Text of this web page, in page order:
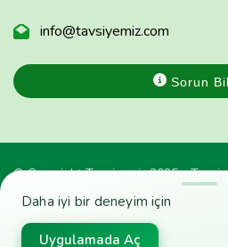
Daha iyi bir deneyim için
Uygulamada Aç
info@tavsiyemiz.com
Sorun
© Copyright Tavsiyemiz 2025 -